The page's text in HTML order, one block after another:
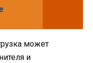
может
и